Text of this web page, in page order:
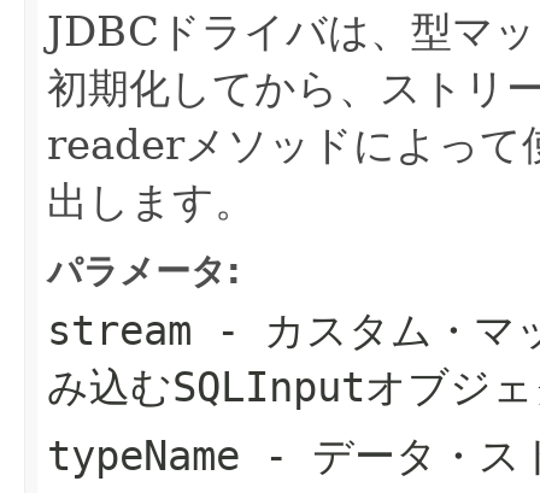
JDBCドライバは、型マ
初期化してから、ストリ
readerメソッドによって
出します。
パラメータ:
stream - カスタム・マ
み込むSQLInputオブジ
typeName - データ・ス